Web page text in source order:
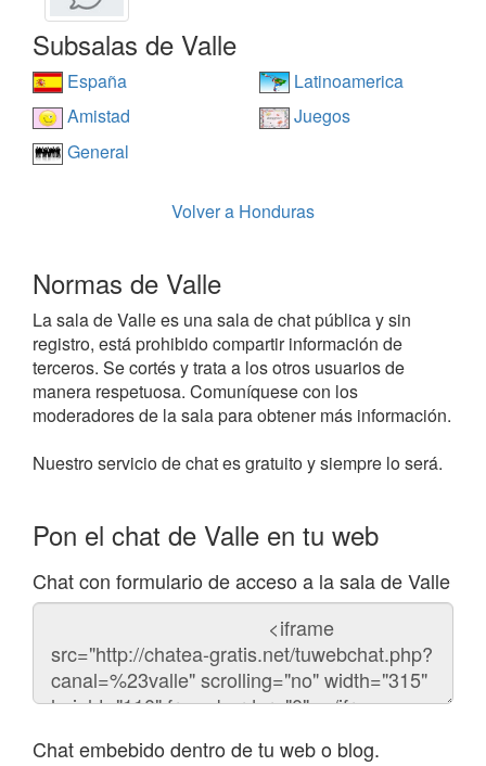
Subsalas de Valle
España
Latinoamerica
Amistad
Juegos
General
Volver a Honduras
Normas de Valle
La sala de Valle es una sala de chat pública y sin
registro, está prohibido compartir información de
terceros. Se cortés y trata a los otros usuarios de
manera respetuosa. Comuníquese con los
moderadores de la sala para obtener más información.
Nuestro servicio de chat es gratuito y siempre lo será.
Pon el chat de Valle en tu web
Chat con formulario de acceso a la sala de Valle
Código
chat
Chat embebido dentro de tu web o blog.